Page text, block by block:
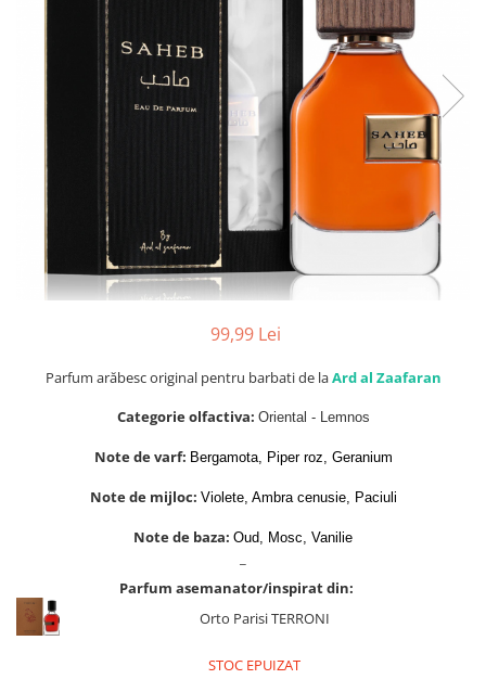
Parfumuri de SEARA
Parfumuri de VARA
Parfumuri de IARNA
French Avenue
Grandeur Elite
Lattafa Pride
Louis Varel
Maison Alhambra
Montage Brands
Wadi al Khaleej
99,99 Lei
Parfum arăbesc original pentru barbati de laArd al Zaafaran
Categorie olfactiva: Oriental - Lemnos
Note de varf: Bergamota, Piper roz, Geranium
Note de mijloc: Violete, Ambra cenusie, Paciuli
Note de baza: Oud, Mosc, Vanilie
Parfum asemanator/inspirat din:
Orto Parisi TERRONI
STOC EPUIZAT